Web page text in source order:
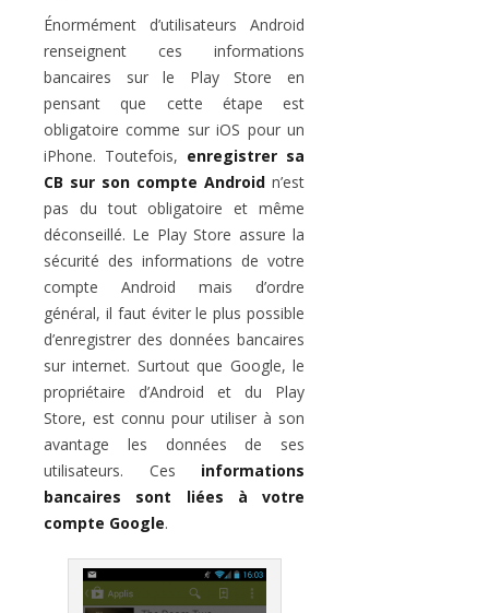
Énormément d’utilisateurs Android
renseignent ces informations
bancaires sur le Play Store en
pensant que cette étape est
obligatoire comme sur iOS pour un
iPhone. Toutefois, enregistrer sa
CB sur son compte Android n’est
pas du tout obligatoire et même
déconseillé. Le Play Store assure la
sécurité des informations de votre
compte Android mais d’ordre
général, il faut éviter le plus possible
d’enregistrer des données bancaires
sur internet. Surtout que Google, le
propriétaire d’Android et du Play
Store, est connu pour utiliser à son
avantage les données de ses
utilisateurs. Ces informations
bancaires sont liées à votre
compte Google.